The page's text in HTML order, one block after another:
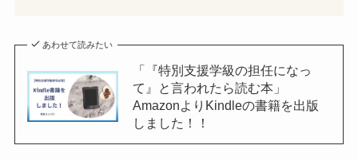
あわせて読みたい
「『特別支援学級の担任になっ
て』と言われたら読む本」
AmazonよりKindleの書籍を出版
しました！！